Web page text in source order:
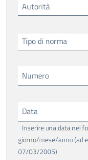
Autorità
Tipo di norma
Numero
Data
Inserire una data nel
giorno/mese/anno (ad
07/03/2005)